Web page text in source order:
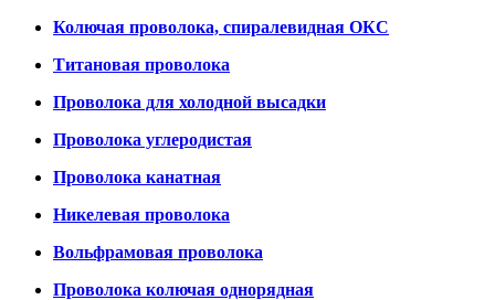
Колючая проволока, спиралевидная ОКС
Титановая проволока
Проволока для холодной высадки
Проволока углеродистая
Проволока канатная
Никелевая проволока
Вольфрамовая проволока
Проволока колючая однорядная